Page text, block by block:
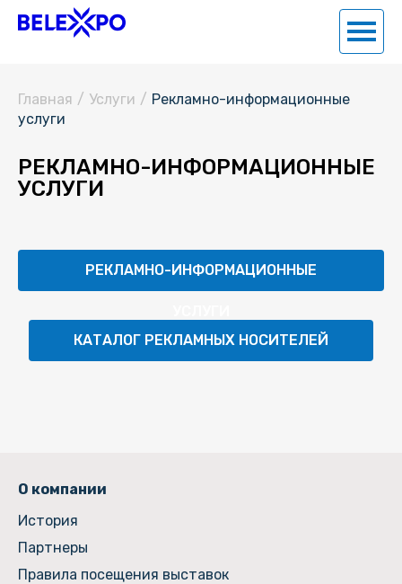
Главная / Услуги / Рекламно-информационные
услуги
РЕКЛАМНО-ИНФОРМАЦИОННЫЕ
УСЛУГИ
РЕКЛАМНО-ИНФОРМАЦИОННЫЕ
КАТАЛОГ РЕКЛАМНЫХ НОСИТЕЛЕЙ
О компании
История
Партнеры
Правила посещения выставок